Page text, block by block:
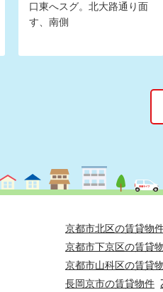
口東へスグ。北大路通り面
す、南側
京都市北区の賃貸物
京都市下京区の賃貸
京都市山科区の賃貸
長岡京市の賃貸物件